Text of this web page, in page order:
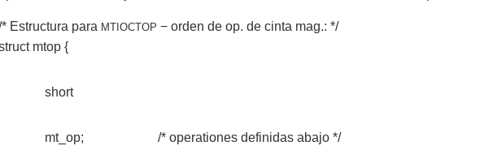
* Estructura para MTIOCTOP − orden de op. de cinta mag.: */
mtop {
short
mt_op; /* operationes definidas abajo */